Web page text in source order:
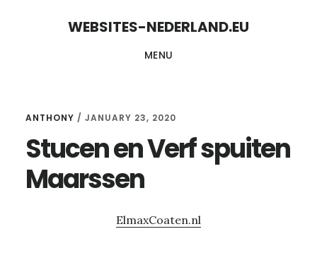
WEBSITES-NEDERLAND.EU
MENU
ANTHONY / JANUARY 23, 2020
Stucen en Verf spuiten
Maarssen
ElmaxCoaten.nl